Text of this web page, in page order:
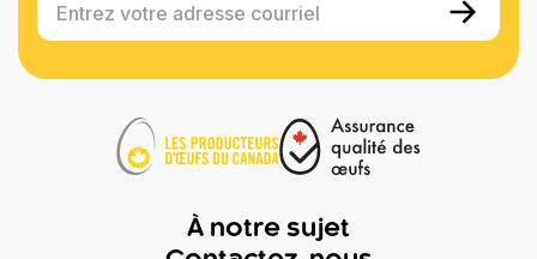
Entrez votre adresse courriel
À notre sujet